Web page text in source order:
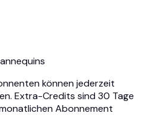
können jederzeit
Extra-Credits sind 30 Tage
Abonnement